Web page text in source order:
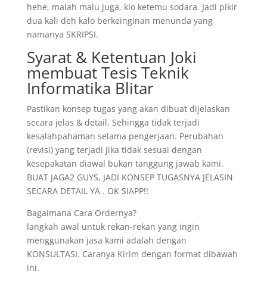
hehe, malah malu juga, klo ketemu sodara. Jadi pikir
dua kali deh kalo berkeinginan menunda yang
namanya SKRIPSI.
Syarat & Ketentuan Joki
membuat Tesis Teknik
Informatika Blitar
Pastikan konsep tugas yang akan dibuat dijelaskan
secara jelas & detail. Sehingga tidak terjadi
kesalahpahaman selama pengerjaan. Perubahan
(revisi) yang terjadi jika tidak sesuai dengan
kesepakatan diawal bukan tanggung jawab kami.
BUAT JAGA2 GUYS, JADI KONSEP TUGASNYA JELASIN
SECARA DETAIL YA . OK SIAPP!!
Bagaimana Cara Ordernya?
langkah awal untuk rekan-rekan yang ingin
menggunakan jasa kami adalah dengan
KONSULTASI. Caranya Kirim dengan format dibawah
ini.